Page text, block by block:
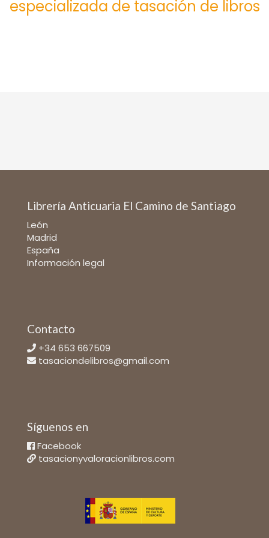
especializada de tasación de libros
Librería Anticuaria El Camino de Santiago
León
Madrid
España
Información legal
Contacto
+34 653 667509
tasaciondelibros@gmail.com
Síguenos en
Facebook
tasacionyvaloracionlibros.com